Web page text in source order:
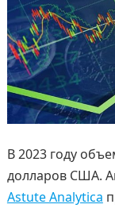
В 2023 году
долларов США.
Astute Analytica